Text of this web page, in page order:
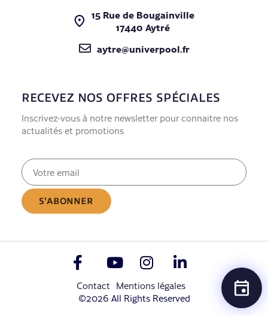
15 Rue de Bougainville
17440 Aytré
aytre@univerpool.fr
RECEVEZ NOS OFFRES SPÉCIALES
Inscrivez-vous à notre newsletter pour connaitre nos
actualités et promotions
E-
mail
(Nécessaire)
Contact Mentions légales
©2026 All Rights Reserved